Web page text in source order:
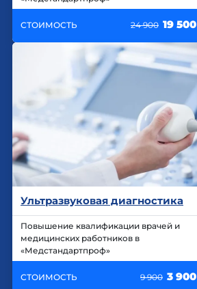
СТОИМОСТЬ 24 900 19 500
Ультразвуковая диагностика
Повышение квалификации врачей и
медицинских работников в
«Медстандартпроф»
СТОИМОСТЬ 9 900 3 900